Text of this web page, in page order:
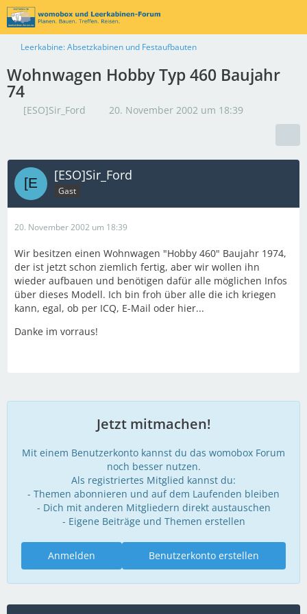
Leerkabine: Absetzkabinen und Festaufbauten
Wohnwagen Hobby Typ 460 Baujahr
74
[ESO]Sir_Ford 20. November 2002 um 18:39
[ESO]Sir_Ford
Gast
20. November 2002 um 18:39
Wir besitzen einen Wohnwagen "Hobby 460" Baujahr 1974,
der ist jetzt schon ziemlich fertig, aber wir wollen ihn
wieder aufbauen und benötigen dafür alle möglichen Infos
über dieses Modell. Ich bin froh über alle die ich kriegen
kann, egal, ob per ICQ, E-Mail oder hier...
Danke im vorraus!
Jetzt mitmachen!
Mit einem Benutzerkonto kannst du das womobox Forum
noch besser nutzen.
Als registriertes Mitglied kannst du:
- Themen abonnieren und auf dem Laufenden bleiben
- Dich mit anderen Mitgliedern direkt austauschen
- Eigene Beiträge und Themen erstellen
Benutzerkonto erstellen
Anmelden